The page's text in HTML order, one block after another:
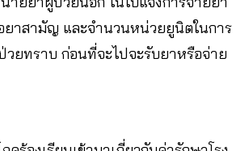
ยาสามัญ และจำนวนหน่วยยูนิตในการ
วยทราบ ก่อนที่จะไปจะรับยาหรือจ่าย